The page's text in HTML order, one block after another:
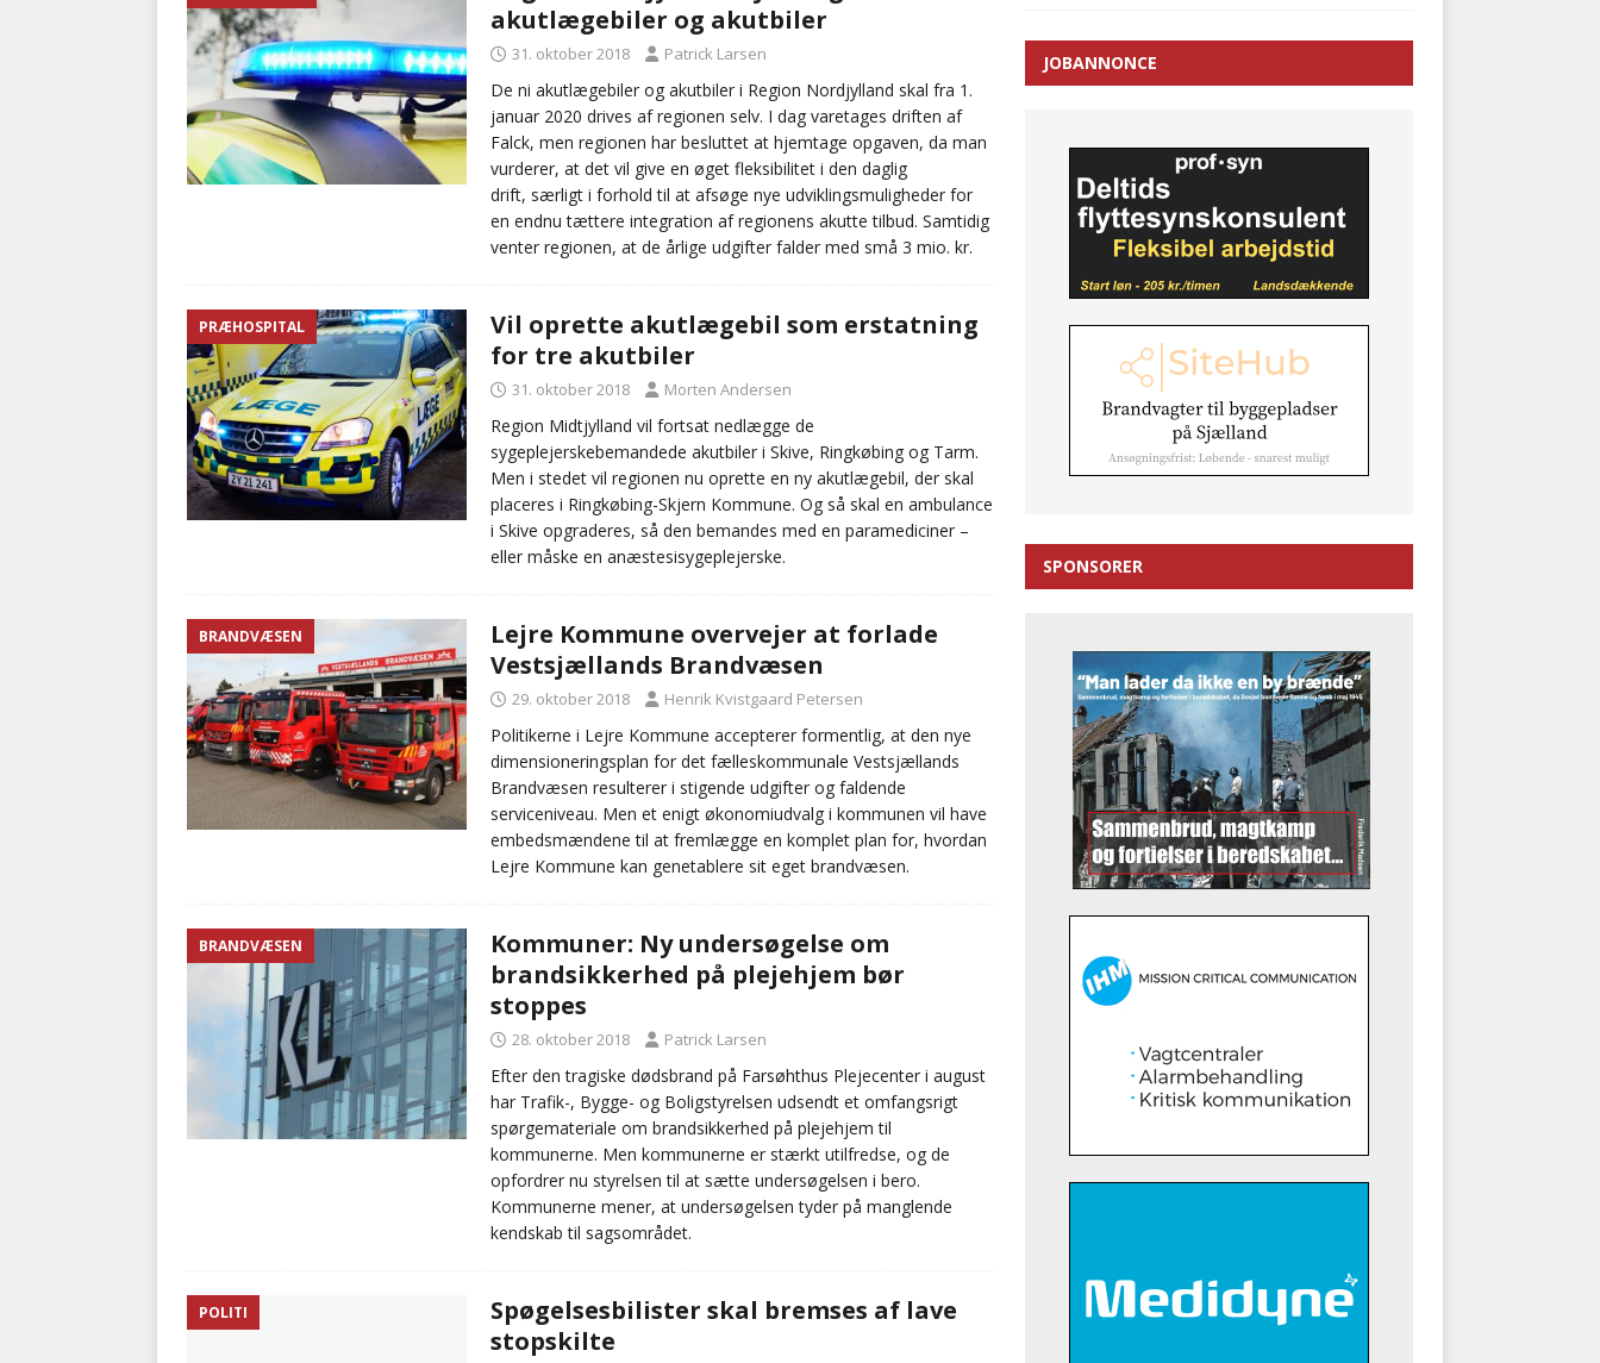
med at falde
BRANDVÆSEN
[ 5. august 2026 ]
i det offentlige
PRÆHOSPITAL
akutlægebiler og akutbiler
31. oktober 2018 Patrick Larsen
De ni akutlægebiler og akutbiler i Region Nordjylland skal fra 1.
januar 2020 drives af regionen selv. I dag varetages driften af
Falck, men regionen har besluttet at hjemtage opgaven, da man
vurderer, at det vil give en øget fleksibilitet i den daglig
drift, særligt i forhold til at afsøge nye udviklingsmuligheder for
en endnu tættere integration af regionens akutte tilbud. Samtidig
venter regionen, at de årlige udgifter falder med små 3 mio. kr.
PRÆHOSPITAL
Vil oprette akutlægebil som erstatning
for tre akutbiler
31. oktober 2018 Morten Andersen
Region Midtjylland vil fortsat nedlægge de
sygeplejerskebemandede akutbiler i Skive, Ringkøbing og Tarm.
Men i stedet vil regionen nu oprette en ny akutlægebil, der skal
placeres i Ringkøbing-Skjern Kommune. Og så skal en ambulance
i Skive opgraderes, så den bemandes med en paramediciner –
eller måske en anæstesisygeplejerske.
BRANDVÆSEN
Lejre Kommune overvejer at forlade
Vestsjællands Brandvæsen
29. oktober 2018 Henrik Kvistgaard Petersen
Politikerne i Lejre Kommune accepterer formentlig, at den nye
dimensioneringsplan for det fælleskommunale Vestsjællands
Brandvæsen resulterer i stigende udgifter og faldende
serviceniveau. Men et enigt økonomiudvalg i kommunen vil have
embedsmændene til at fremlægge en komplet plan for, hvordan
Lejre Kommune kan genetablere sit eget brandvæsen.
BRANDVÆSEN
Kommuner: Ny undersøgelse om
brandsikkerhed på plejehjem bør
stoppes
28. oktober 2018 Patrick Larsen
Efter den tragiske dødsbrand på Farsøhthus Plejecenter i august
har Trafik-, Bygge- og Boligstyrelsen udsendt et omfangsrigt
spørgemateriale om brandsikkerhed på plejehjem til
kommunerne. Men kommunerne er stærkt utilfredse, og de
opfordrer nu styrelsen til at sætte undersøgelsen i bero.
Kommunerne mener, at undersøgelsen tyder på manglende
kendskab til sagsområdet.
POLITI
Spøgelsesbilister skal bremses af lave
stopskilte
JOBANNONCE
SPONSORER